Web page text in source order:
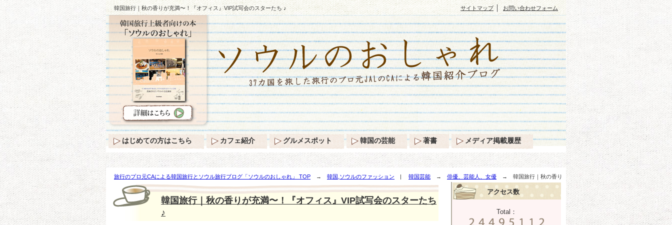
韓国旅行｜秋の香りが充満〜！『オフィス』VIP試写会のスターたち ♪
旅行のプロ元CAによる韓国旅行とソウル旅行ブログ「ソウルのおしゃれ」 TOP → 韓国,ソウルのファッション | 韓国芸能 → 俳優、芸能人、女優 → 韓国旅行｜秋の香り
が充満〜！『オフィス』VIP試写会のスターたち ♪
韓国旅行｜秋の香りが充満〜！『オフィス』VIP試写会のスターたち
♪
アクセス数
Total：
サイトマップ｜ お問い合わせフォーム
はじめての方はこちら カフェ紹介 グルメスポット 韓国の芸能 著書 メディア掲載履歴